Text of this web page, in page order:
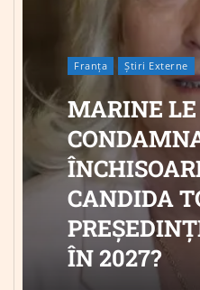
Franța Știri Externe
MARINE LE
CANDIDA
ÎN 2027?